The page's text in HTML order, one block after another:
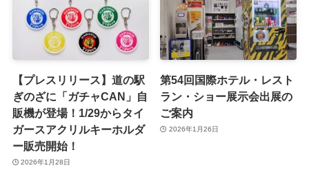
【プレスリリース】道の駅
ぎのざに「ガチャCAN」自
販機が登場！1/29からタイ
ガースアクリルキーホルダ
ー販売開始！
2026年1月28日
第54回国際ホテル・レスト
ラン・ショー展示会出展の
ご案内
2026年1月26日